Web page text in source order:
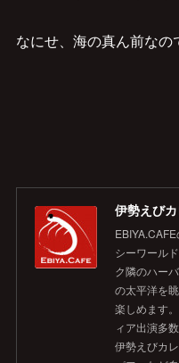
なにせ、海の真ん前な
シーワール
ク隣のハー
の太平洋を
楽しめます
ィア出演多
伊勢えびカ